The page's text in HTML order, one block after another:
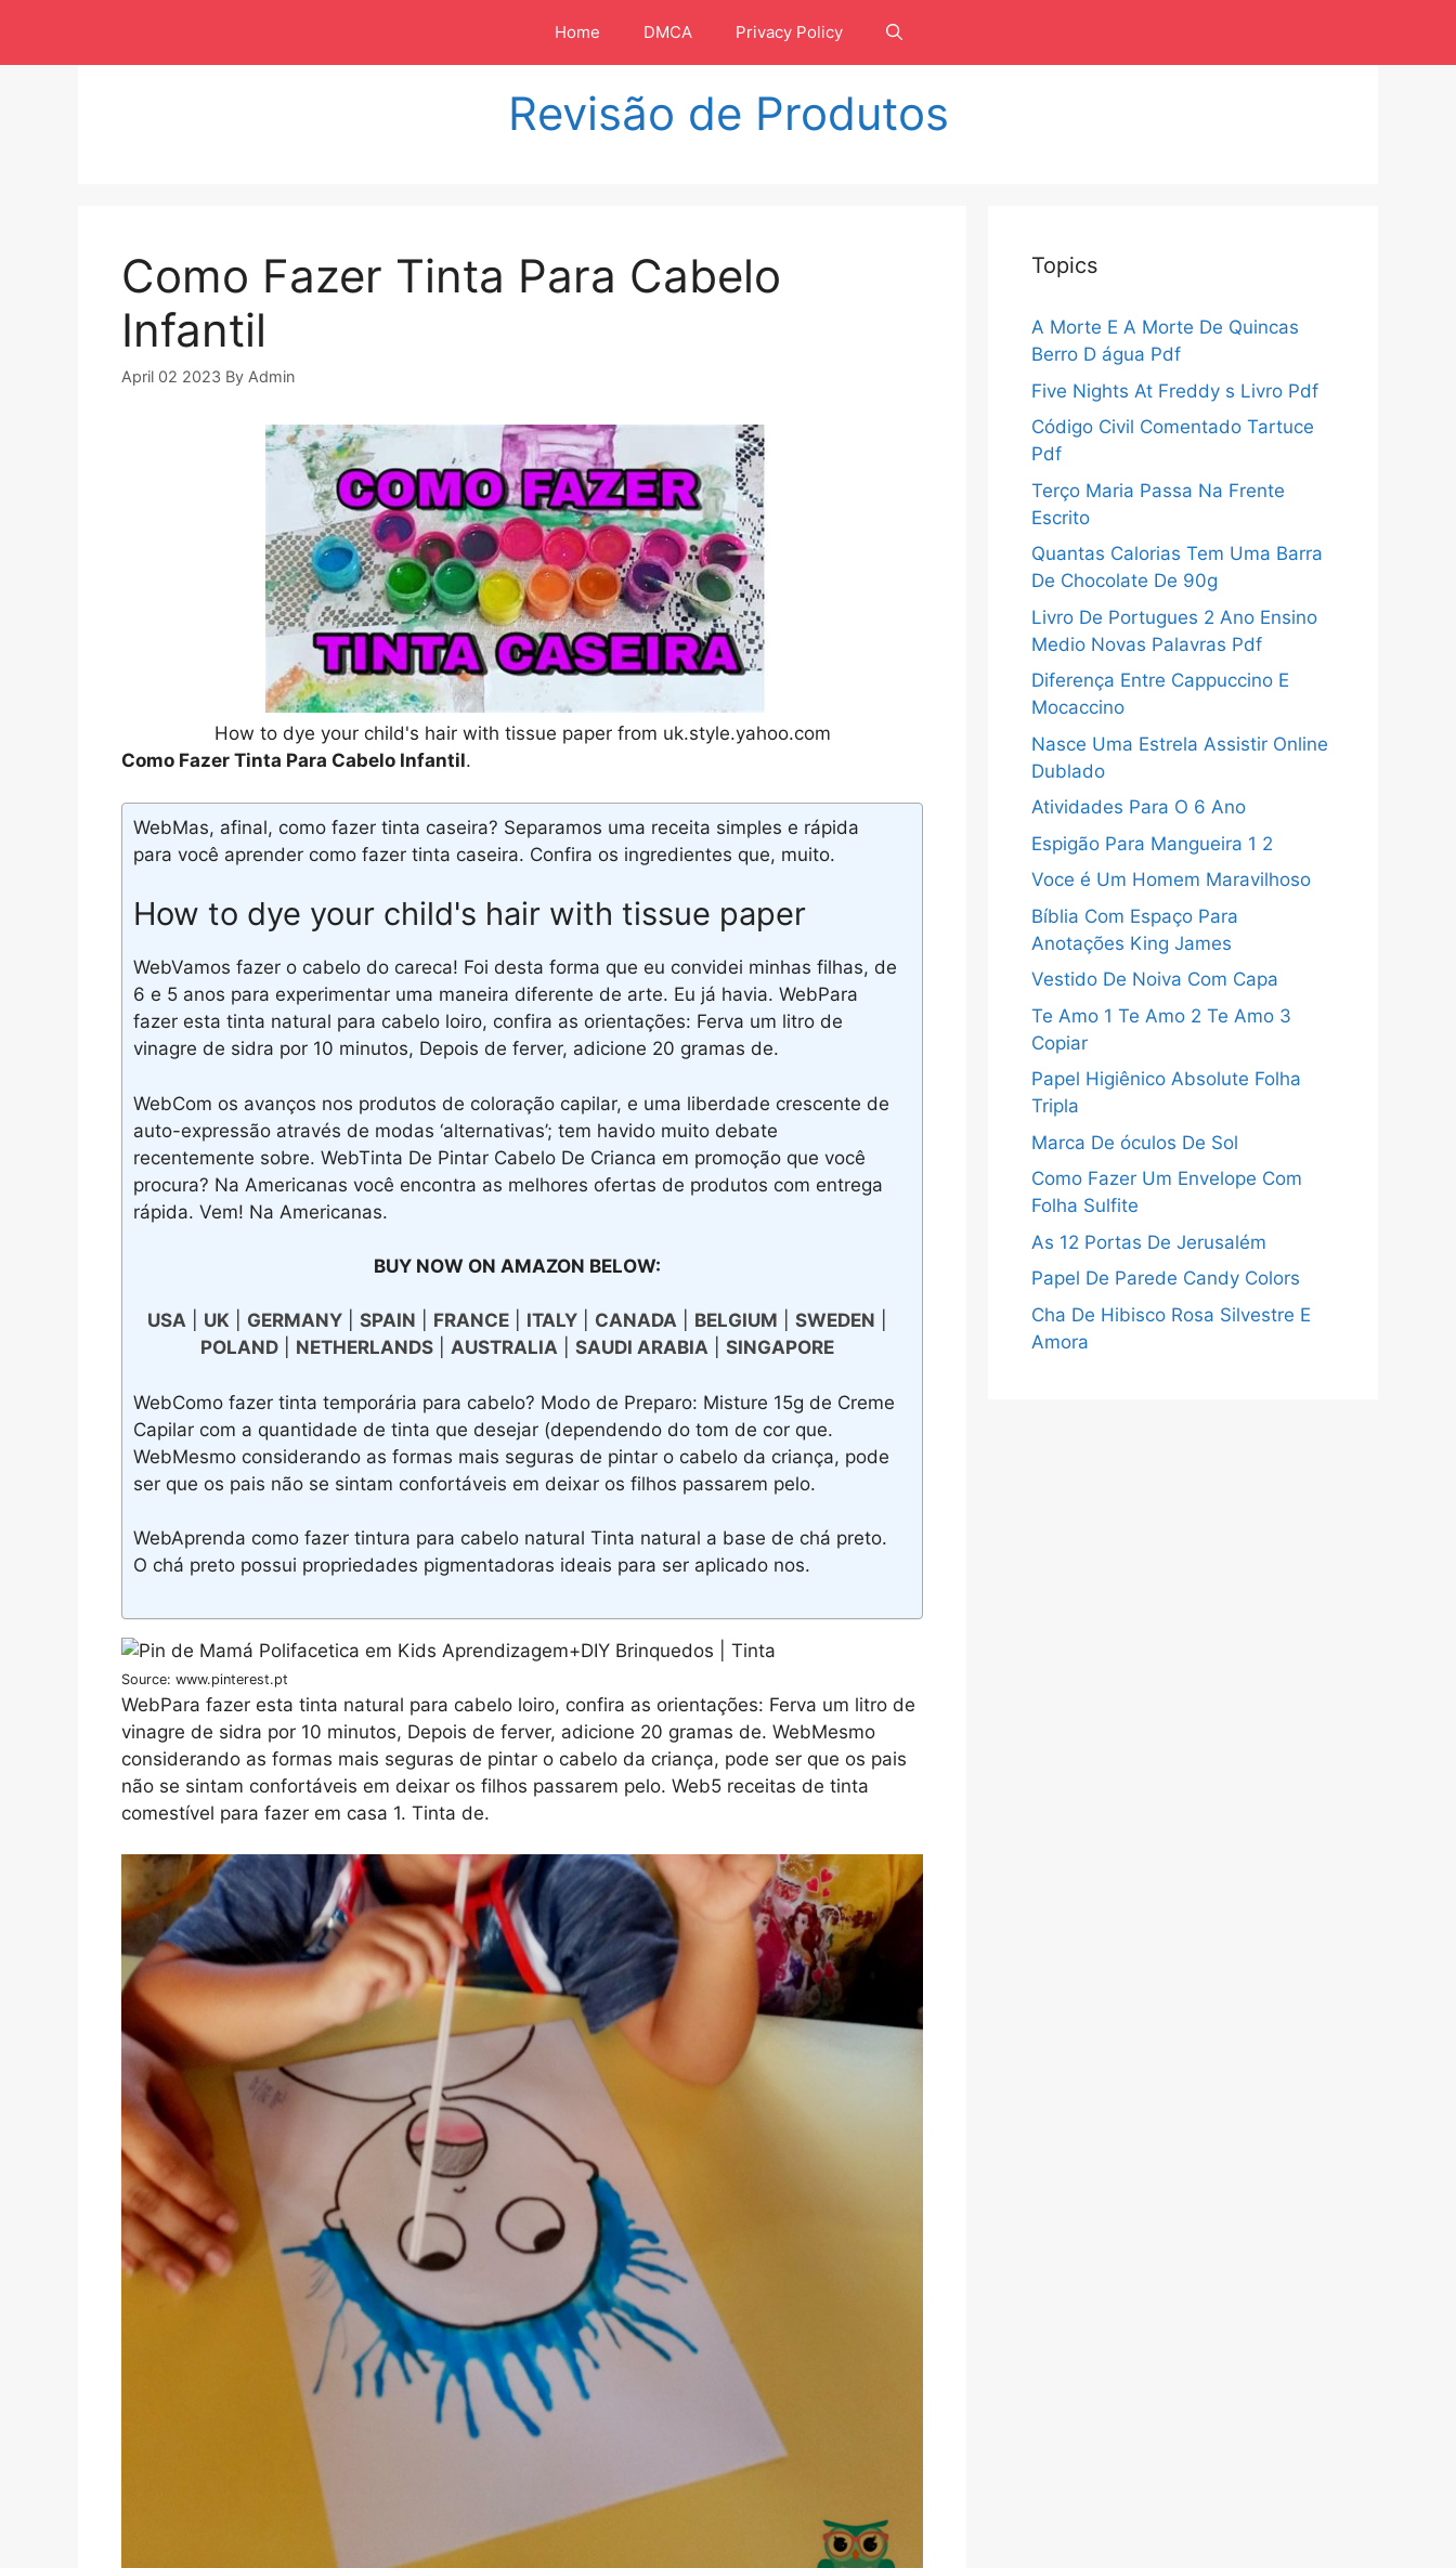
isi
Home DMCA Privacy Policy
Revisão de Produtos
Como Fazer Tinta Para Cabelo
Infantil
April 02 2023 By Admin
How to dye your child's hair with tissue paper from uk.style.yahoo.com
Como Fazer Tinta Para Cabelo Infantil.
WebMas, afinal, como fazer tinta caseira? Separamos uma receita simples e rápida
para você aprender como fazer tinta caseira. Confira os ingredientes que, muito.
How to dye your child's hair with tissue paper
WebVamos fazer o cabelo do careca! Foi desta forma que eu convidei minhas filhas, de
6 e 5 anos para experimentar uma maneira diferente de arte. Eu já havia. WebPara
fazer esta tinta natural para cabelo loiro, confira as orientações: Ferva um litro de
vinagre de sidra por 10 minutos, Depois de ferver, adicione 20 gramas de.
WebCom os avanços nos produtos de coloração capilar, e uma liberdade crescente de
auto-expressão através de modas ‘alternativas’; tem havido muito debate
recentemente sobre. WebTinta De Pintar Cabelo De Crianca em promoção que você
procura? Na Americanas você encontra as melhores ofertas de produtos com entrega
rápida. Vem! Na Americanas.
BUY NOW ON AMAZON BELOW:
USA| UK| GERMANY| SPAIN FRANCE| ITALY| CANADA| BELGIUM SWEDEN
POLAND| NETHERLANDS| AUSTRALIA| SAUDI ARABIA| SINGAPORE
WebComo fazer tinta temporária para cabelo? Modo de Preparo: Misture 15g de Creme
Capilar com a quantidade de tinta que desejar (dependendo do tom de cor que.
WebMesmo considerando as formas mais seguras de pintar o cabelo da criança, pode
ser que os pais não se sintam confortáveis em deixar os filhos passarem pelo.
WebAprenda como fazer tintura para cabelo natural Tinta natural a base de chá preto.
O chá preto possui propriedades pigmentadoras ideais para ser aplicado nos.
Source: www.pinterest.pt
WebPara fazer esta tinta natural para cabelo loiro, confira as orientações: Ferva um litro de
vinagre de sidra por 10 minutos, Depois de ferver, adicione 20 gramas de. WebMesmo
considerando as formas mais seguras de pintar o cabelo da criança, pode ser que os pais
não se sintam confortáveis em deixar os filhos passarem pelo. Web5 receitas de tinta
comestível para fazer em casa 1. Tinta de.
Topics
A Morte E A Morte De Quincas
Berro D água Pdf
Five Nights At Freddy s Livro Pdf
Código Civil Comentado Tartuce
Pdf
Terço Maria Passa Na Frente
Escrito
Quantas Calorias Tem Uma Barra
De Chocolate De 90g
Livro De Portugues 2 Ano Ensino
Medio Novas Palavras Pdf
Diferença Entre Cappuccino E
Mocaccino
Nasce Uma Estrela Assistir Online
Dublado
Atividades Para O 6 Ano
Espigão Para Mangueira 1 2
Voce é Um Homem Maravilhoso
Bíblia Com Espaço Para
Anotações King James
Vestido De Noiva Com Capa
Te Amo 1 Te Amo 2 Te Amo 3
Copiar
Papel Higiênico Absolute Folha
Tripla
Marca De óculos De Sol
Como Fazer Um Envelope Com
Folha Sulfite
As 12 Portas De Jerusalém
Papel De Parede Candy Colors
Cha De Hibisco Rosa Silvestre E
Amora